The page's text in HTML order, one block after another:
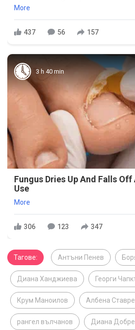
More
437 56 157
3 h 40 min
Fungus Dries Up And Falls
Use
More
306 123 347
Тагове: Антъни Пенев
Диана Ханджиева Георги
Крум Маноилов Албена
рангел вълчанов Диана